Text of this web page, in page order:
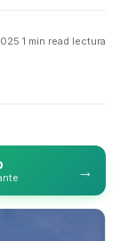
·1 min read lectura
→